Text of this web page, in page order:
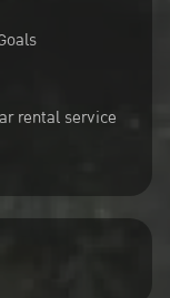
rental service